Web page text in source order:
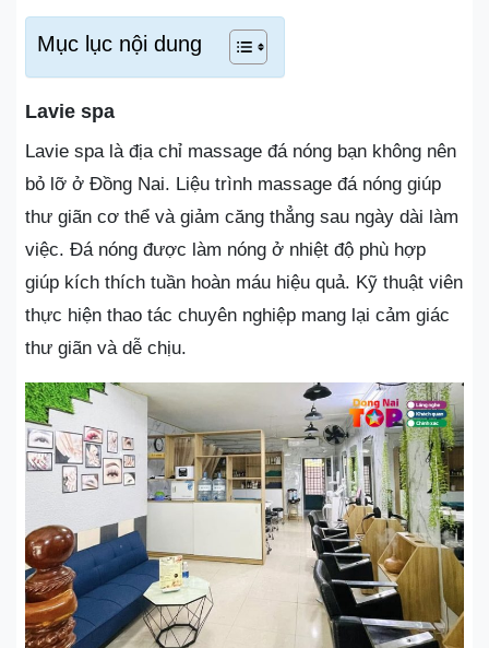
Mục lục nội dung
Lavie spa
Lavie spa là địa chỉ massage đá nóng bạn không nên
bỏ lỡ ở Đồng Nai. Liệu trình massage đá nóng giúp
thư giãn cơ thể và giảm căng thẳng sau ngày dài làm
việc. Đá nóng được làm nóng ở nhiệt độ phù hợp
giúp kích thích tuần hoàn máu hiệu quả. Kỹ thuật viên
thực hiện thao tác chuyên nghiệp mang lại cảm giác
thư giãn và dễ chịu.